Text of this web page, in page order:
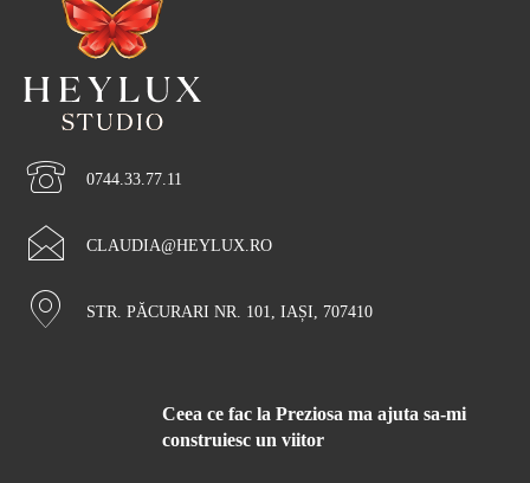
0744.33.77.11
CLAUDIA@HEYLUX.RO
STR. PĂCURARI NR. 101, IAȘI, 707410
Ceea ce fac la Preziosa ma ajuta sa-mi
construiesc un viitor